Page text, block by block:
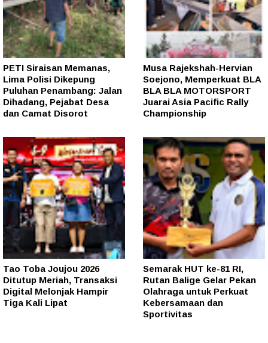
PETI Siraisan Memanas,
Lima Polisi Dikepung
Puluhan Penambang: Jalan
Dihadang, Pejabat Desa
dan Camat Disorot
Musa Rajekshah-Hervian
Soejono, Memperkuat BLA
BLA BLA MOTORSPORT
Juarai Asia Pacific Rally
Championship
Tao Toba Joujou 2026
Ditutup Meriah, Transaksi
Digital Melonjak Hampir
Tiga Kali Lipat
Semarak HUT ke-81 RI,
Rutan Balige Gelar Pekan
Olahraga untuk Perkuat
Kebersamaan dan
Sportivitas